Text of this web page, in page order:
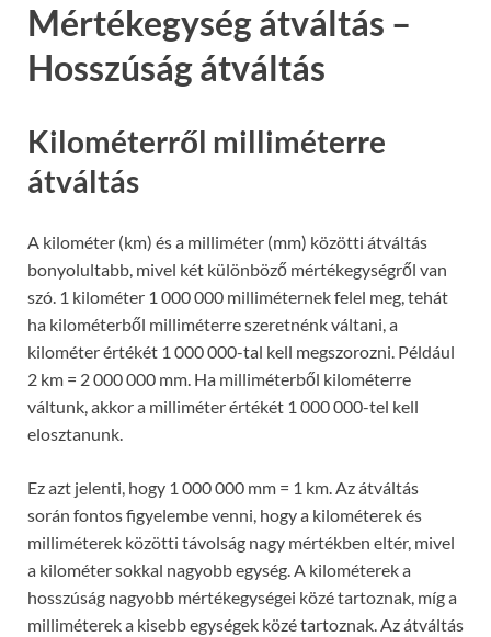
Mértékegység átváltás –
Hosszúság átváltás
Kilométerről milliméterre
átváltás
A kilométer (km) és a milliméter (mm) közötti átváltás
bonyolultabb, mivel két különböző mértékegységről van
szó. 1 kilométer 1 000 000 milliméternek felel meg, tehát
ha kilométerből milliméterre szeretnénk váltani, a
kilométer értékét 1 000 000-tal kell megszorozni. Például
2 km = 2 000 000 mm. Ha milliméterből kilométerre
váltunk, akkor a milliméter értékét 1 000 000-tel kell
elosztanunk.
Ez azt jelenti, hogy 1 000 000 mm = 1 km. Az átváltás
során fontos figyelembe venni, hogy a kilométerek és
milliméterek közötti távolság nagy mértékben eltér, mivel
a kilométer sokkal nagyobb egység. A kilométerek a
hosszúság nagyobb mértékegységei közé tartoznak, míg a
milliméterek a kisebb egységek közé tartoznak. Az átváltás